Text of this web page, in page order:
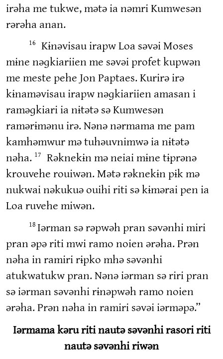
irəha me tukwe, mətə ia nəmri Kumwesən
rərəha anan.
16
Kɨnəvisau irapw Loa səvəi Moses
mɨne nəɡkiariien me səvəi profet kupwən
me meste pehe Jon Paptaes. Kurirə irə
kɨnaməvisau irapw nəɡkiariien amasan i
raməɡkiari ia nɨtətə sə Kumwesən
ramərɨmənu irə. Nənə nərmama me pam
kamhəmwur mə tuhəuvnimwə ia nɨtətə
nəha. 17
Rəknekɨn mə neiai mɨne tɨprənə
krouvehe rouiwən. Mətə rəknekɨn pɨk mə
nukwai nəkukuə ouihi riti sə kɨmərai pen ia
Loa ruvehe miwən.
18 Iərman sə rəpwəh pran səvənhi miri
pran əpə riti mwi ramo noien ərəha. Prən
nəha in ramiri rɨpko mhə səvənhi
atukwatukw pran. Nənə iərman sə riri pran
sə iərman səvənhi rɨnəpwəh ramo noien
ərəha. Prən nəha in ramiri səvəi iərməpə.”
Iərmama kəru riti nautə səvənhi rasori riti
nautə səvənhi riwən